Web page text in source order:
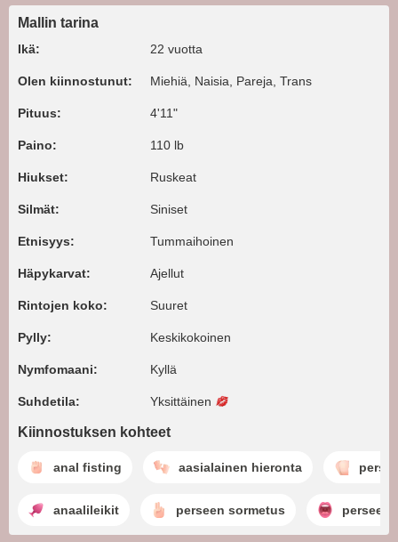
Mallin tarina
Ikä: 22 vuotta
Olen kiinnostunut: Miehiä, Naisia, Pareja, Trans
Pituus: 4'11"
Paino: 110 lb
Hiukset: Ruskeat
Silmät: Siniset
Etnisyys: Tummaihoinen
Häpykarvat: Ajellut
Rintojen koko: Suuret
Pylly: Keskikokoinen
Nymfomaani: Kyllä
Suhdetila: Yksittäinen
Kiinnostuksen kohteet
anal fisting aasialainen hieronta
anaalileikit perseen sormetus